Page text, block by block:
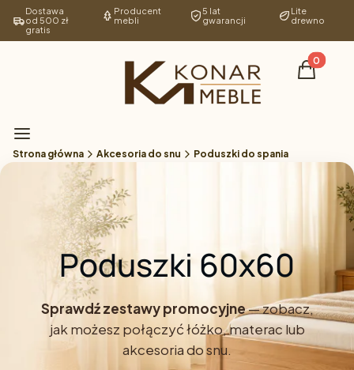
Dostawa
od 500 zł
gratis
Producent
mebli
5 lat
gwarancji
Lite
drewno
Produkty
Koszyk
Menu
Strona główna Akcesoria do snu Poduszki do spania
Poduszki 60x60
Sprawdź zestawy promocyjne— zobacz,
jak możesz połączyć łóżko, materac lub
akcesoria do snu.